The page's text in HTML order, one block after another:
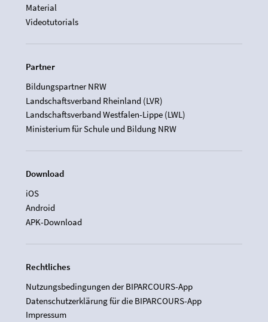
Material
Videotutorials
Partner
Bildungspartner NRW
Landschaftsverband Rheinland (LVR)
Landschaftsverband Westfalen-Lippe (LWL)
Ministerium für Schule und Bildung NRW
Download
iOS
Android
APK-Download
Rechtliches
Nutzungsbedingungen der BIPARCOURS-App
Datenschutzerklärung für die BIPARCOURS-App
Impressum